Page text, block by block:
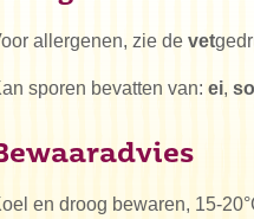
allergenen, zie de vet
sporen bevatten van: ei,
en droog bewaren, 15-